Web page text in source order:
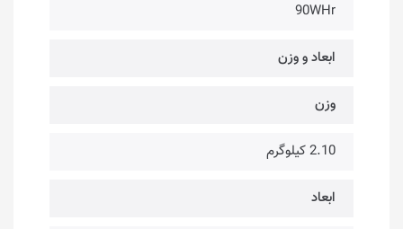
90WHr
ابعاد و وزن
وزن
2.10 کیلوگرم
ابعاد